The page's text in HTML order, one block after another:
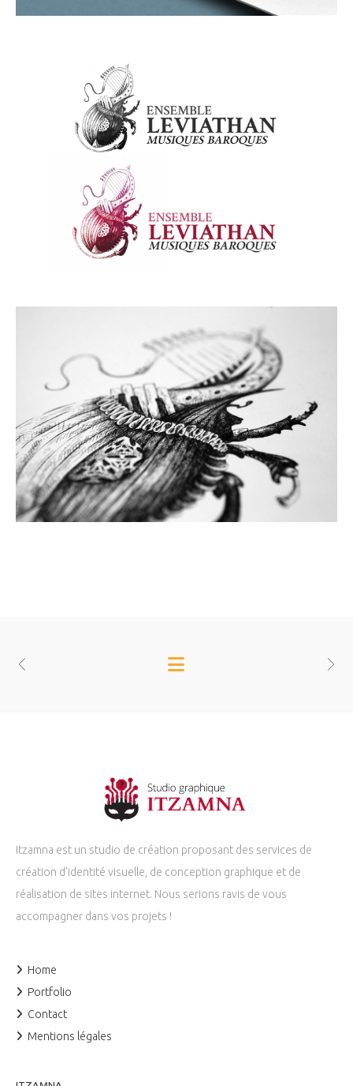
Itzamna est un studio de création proposant des services de
création d’identité visuelle, de conception graphique et de
réalisation de sites internet. Nous serions ravis de vous
accompagner dans vos projets !
Home
Portfolio
Contact
Mentions légales